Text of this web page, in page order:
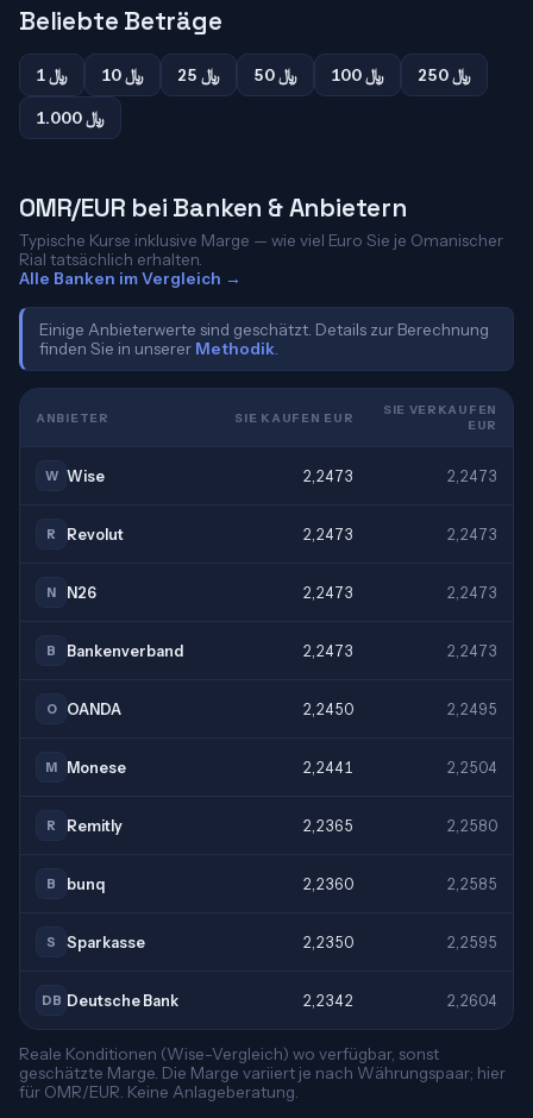
Beliebte Beträge
1 ﷼ 10 ﷼ 25 ﷼ 50 ﷼ 100 ﷼
250 ﷼
1.000 ﷼
OMR/EUR bei Banken & Anbietern
Typische Kurse inklusive Marge — wie viel Euro Sie je Omanischer
Rial tatsächlich erhalten.
Alle Banken im Vergleich →
Einige Anbieterwerte sind geschätzt. Details zur Berechnung
finden Sie in unserer Methodik
ANBIETER SIE KAUFEN EUR
SIE VERKAUFEN
EUR
W Wise 2,2473 2,2473
R Revolut 2,2473 2,2473
N N26 2,2473 2,2473
B Bankenverband 2,2473 2,2473
O OANDA 2,2450 2,2495
M Monese 2,2441 2,2504
R Remitly 2,2365 2,2580
B bunq 2,2360 2,2585
S Sparkasse 2,2350 2,2595
DB Deutsche Bank 2,2342 2,2604
Reale Konditionen (Wise-Vergleich) wo verfügbar, sonst
geschätzte Marge. Die Marge variiert je nach Währungspaar; hier
für OMR/EUR. Keine Anlageberatung.